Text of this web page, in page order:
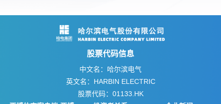
股票代码信息
中文名：哈尔滨电气
英文名：HARBIN ELECTRIC
股票代码：01133.HK